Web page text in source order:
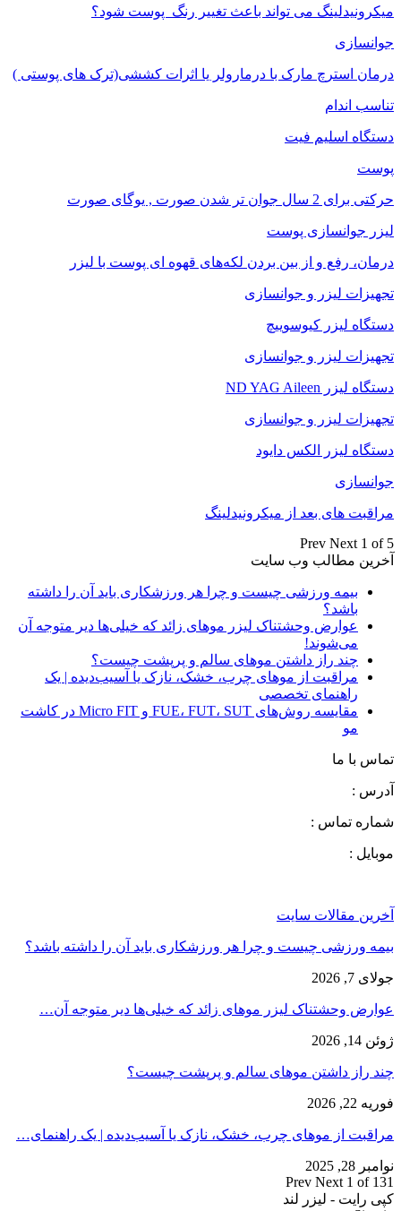
میکرونیدلینگ می تواند باعث تغییر رنگ ‍ پوست شود؟
جوانسازی
درمان استرچ مارک با درمارولر یا اثرات کششی(ترک های پوستی )
تناسب اندام
دستگاه اسلیم فیت
پوست
حرکتی برای 2 سال جوان تر شدن صورت , یوگای صورت
لیزر جوانسازی پوست
درمان، رفع و از بین بردن لکه‌های قهوه ای پوست با لیزر
تجهیزات لیزر و جوانسازی
دستگاه لیزر کیوسوییچ
تجهیزات لیزر و جوانسازی
دستگاه لیزر ND YAG Aileen
تجهیزات لیزر و جوانسازی
دستگاه لیزر الکس دایود
جوانسازی
مراقبت های بعد از میکرونیدلینگ
Prev Next 1 of 5
آخرین مطالب وب سایت
بیمه ورزشی چیست و چرا هر ورزشکاری باید آن را داشته
باشد؟
عوارض وحشتناک لیزر موهای زائد که خیلی‌ها دیر متوجه آن
می‌شوند!
چند راز داشتن موهای سالم و پرپشت چیست؟
مراقبت از موهای چرب، خشک، نازک یا آسیب‌دیده | یک
راهنمای تخصصی
مقایسه روش‌های FUE، FUT، SUT و Micro FIT در کاشت
مو
تماس با ما
آدرس :
شماره تماس :
موبایل :
آخرین مقالات سایت
بیمه ورزشی چیست و چرا هر ورزشکاری باید آن را داشته باشد؟
جولای 7, 2026
عوارض وحشتناک لیزر موهای زائد که خیلی‌ها دیر متوجه آن…
ژوئن 14, 2026
چند راز داشتن موهای سالم و پرپشت چیست؟
فوریه 22, 2026
مراقبت از موهای چرب، خشک، نازک یا آسیب‌دیده | یک راهنمای…
نوامبر 28, 2025
Prev Next 1 of 131
کپی رایت - لیزر لند